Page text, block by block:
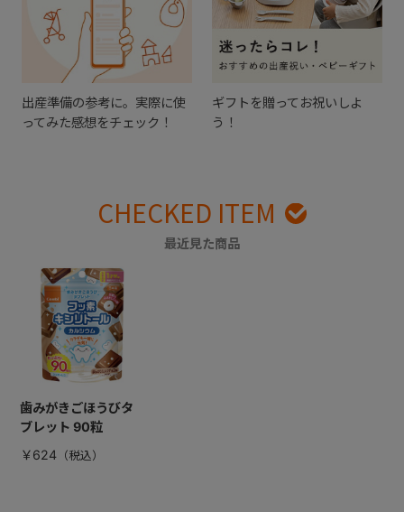
出産準備の参考に。実際に使
ってみた感想をチェック！
ギフトを贈ってお祝いしよ
う！
CHECKED ITEM
最近見た商品
歯みがきごほうびタ
ブレット 90粒
￥624